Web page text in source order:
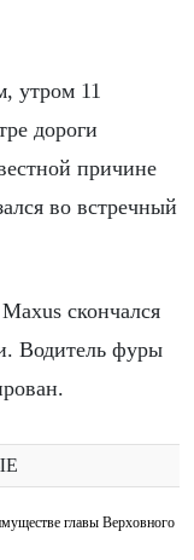
дороги
причине
во встречный
скончался
Водитель фуры
главы Верховного